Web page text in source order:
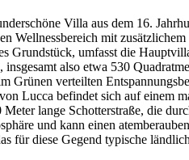
Villa aus dem 16.
Wellnessbereich mit
Grundstück, umfasst die
insgesamt also etwa 530
Grünen verteilten
Lucca befindet sich auf einem
lange Schotterstraße, die
und kann einen
für diese Gegend typische